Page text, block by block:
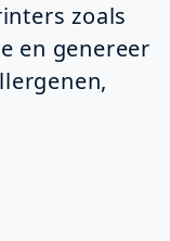
zoals
en genereer